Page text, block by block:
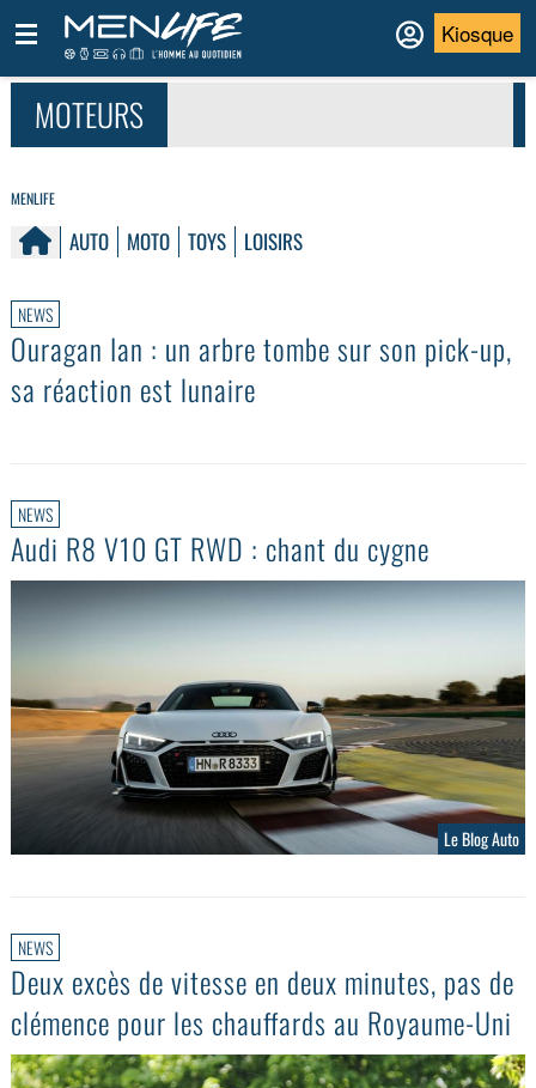
Kiosque
MOTEURS
MENLIFE
AUTO MOTO TOYS LOISIRS
NEWS
Ouragan Ian : un arbre tombe sur son pick-up,
sa réaction est lunaire
NEWS
Audi R8 V10 GT RWD : chant du cygne
Le Blog Auto
NEWS
Deux excès de vitesse en deux minutes, pas de
clémence pour les chauffards au Royaume-Uni